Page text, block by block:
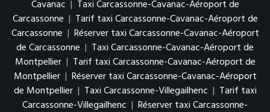
Cavanac | Taxi Carcassonne-Cavanac-Aéroport de
Carcassonne | Tarif taxi Carcassonne-Cavanac-Aéroport de
Carcassonne | Réserver taxi Carcassonne-Cavanac-Aéroport
de Carcassonne | Taxi Carcassonne-Cavanac-Aéroport de
Montpellier | Tarif taxi Carcassonne-Cavanac-Aéroport de
Montpellier | Réserver taxi Carcassonne-Cavanac-Aéroport
de Montpellier | Taxi Carcassonne-Villegailhenc | Tarif taxi
Carcassonne-Villegailhenc | Réserver taxi Carcassonne-